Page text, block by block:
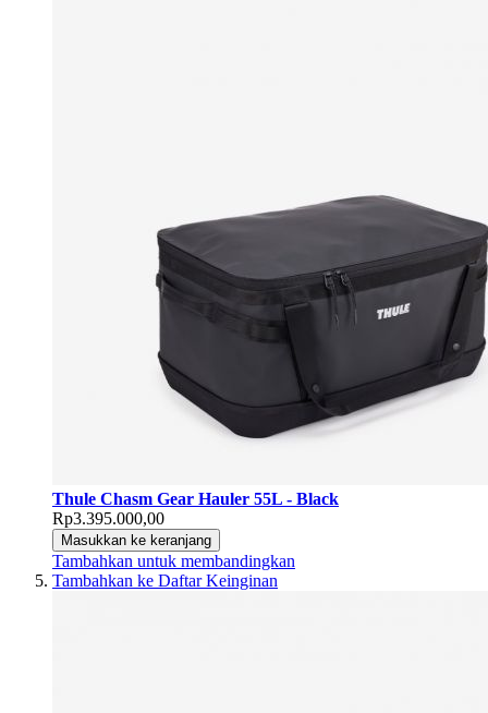
Thule Chasm Gear Hauler 55L - Black
Rp3.395.000,00
Masukkan ke keranjang
Tambahkan untuk membandingkan
Tambahkan ke Daftar Keinginan